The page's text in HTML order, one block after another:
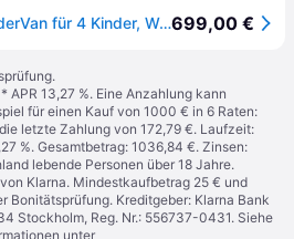
Wonderfold W4 Elite KinderVan für 4 Kinder, Wonderfold: Schwarz699,00 €
APR 13,27 %. Eine Anzahlung kann
für einen Kauf von 1000 € in 6 Raten:
letzte Zahlung von 172,79 €. Laufzeit:
%. Gesamtbetrag: 1036,84 €. Zinsen:
lebende Personen über 18 Jahre.
Klarna. Mindestkaufbetrag 25 € und
Bonitätsprüfung. Kreditgeber: Klarna Bank
Stockholm, Reg. Nr.: 556737-0431. Siehe
unter